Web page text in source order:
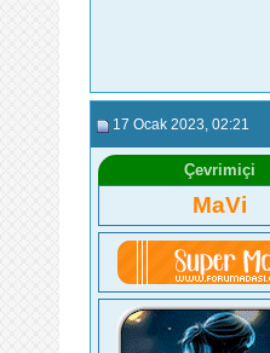
17 Ocak 2023 , 02:21
Çevrimiçi
MaVi